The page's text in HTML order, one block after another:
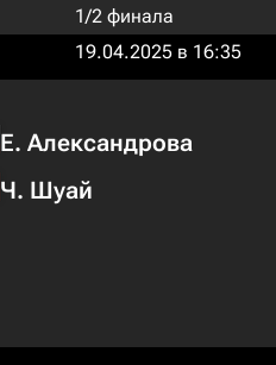
1/2 финала
19.04.2025 в 16:35
Е. Александрова
Ч. Шуай